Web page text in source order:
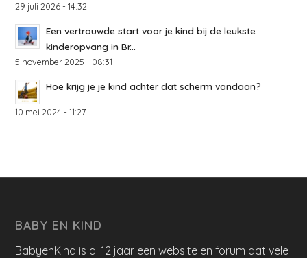
29 juli 2026 - 14:32
Een vertrouwde start voor je kind bij de leukste
kinderopvang in Br...
5 november 2025 - 08:31
Hoe krijg je je kind achter dat scherm vandaan?
10 mei 2024 - 11:27
BABY EN KIND
BabyenKind is al 12 jaar een website en forum dat vele